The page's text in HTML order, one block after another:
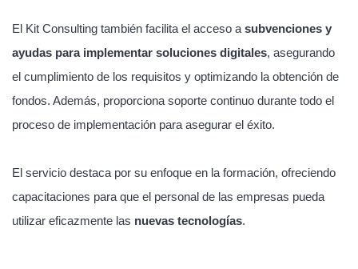
El Kit Consulting también facilita el acceso a subvenciones y
ayudas para implementar soluciones digitales, asegurando
el cumplimiento de los requisitos y optimizando la obtención de
fondos. Además, proporciona soporte continuo durante todo el
proceso de implementación para asegurar el éxito.
El servicio destaca por su enfoque en la formación, ofreciendo
capacitaciones para que el personal de las empresas pueda
utilizar eficazmente las nuevas tecnologías.